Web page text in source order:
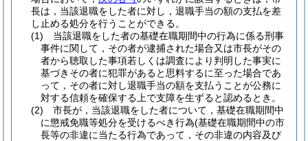
長は，当該退職をした者に対し，退職手当の額の支払を差
し止める処分を行うことができる。
(1)
当該退職をした者の基礎在職期間中の行為に係る刑事
事件に関して，その者が逮捕された場合又は市長がその
者から聴取した事項若しくは調査により判明した事実に
基づきその者に犯罪があると思料するに至った場合であ
って，その者に対し退職手当の額を支払うことが公務に
対する信頼を確保する上で支障を生ずると認めるとき。
(2)
市長が，当該退職をした者について，基礎在職期間中
に懲戒免職等処分を受けるべき行為(基礎在職期間中の市
長等の非違に当たる行為であって，その非違の内容及び